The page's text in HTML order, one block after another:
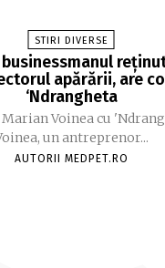
STIRI DIVERSE
apărării, are
‘Ndrangheta
Voinea cu
un antreprenor...
AUTORII MEDPET.RO